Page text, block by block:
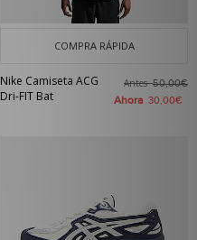
COMPRA RÁPIDA
Nike Camiseta ACG
Dri-FIT Bat
Antes50,00€
Ahora 30,00€